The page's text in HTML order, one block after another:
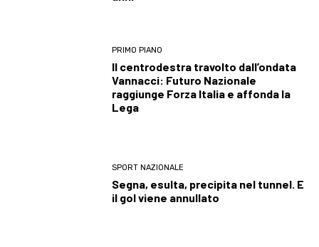
PRIMO PIANO
Il centrodestra travolto dall’ondata
Vannacci: Futuro Nazionale
raggiunge Forza Italia e affonda la
Lega
SPORT NAZIONALE
Segna, esulta, precipita nel tunnel. E
il gol viene annullato